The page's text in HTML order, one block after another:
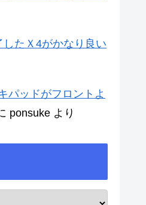
たＸ4がかなり良い
パッドがフロントよ
ponsuke より